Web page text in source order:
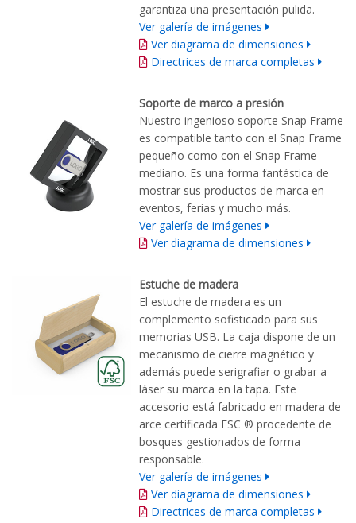
garantiza una presentación pulida.
Ver galería de imágenes
Ver diagrama de dimensiones
Directrices de marca completas
Soporte de marco a presión
Nuestro ingenioso soporte Snap Frame
es compatible tanto con el Snap Frame
pequeño como con el Snap Frame
mediano. Es una forma fantástica de
mostrar sus productos de marca en
eventos, ferias y mucho más.
Ver galería de imágenes
Ver diagrama de dimensiones
Estuche de madera
El estuche de madera es un
complemento sofisticado para sus
memorias USB. La caja dispone de un
mecanismo de cierre magnético y
además puede serigrafiar o grabar a
láser su marca en la tapa. Este
accesorio está fabricado en madera de
arce certificada FSC ® procedente de
bosques gestionados de forma
responsable.
Ver galería de imágenes
Ver diagrama de dimensiones
Directrices de marca completas